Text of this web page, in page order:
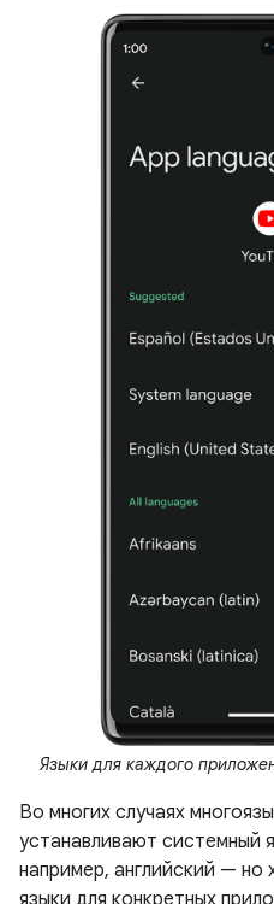
Языки для каждого
Во многих случаях
устанавливают системный
например, английский — но
языки для конкретных